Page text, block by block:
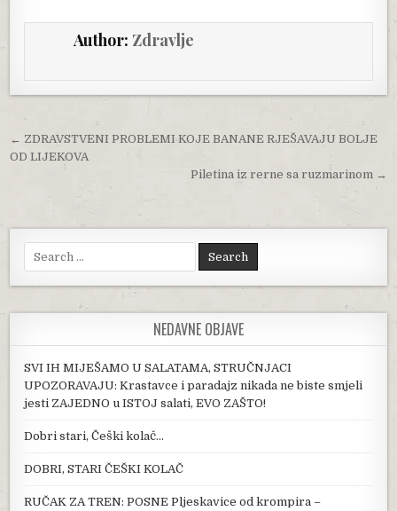
Author: Zdravlje
Post navigation
← ZDRAVSTVENI PROBLEMI KOJE BANANE RJEŠAVAJU BOLJE
OD LIJEKOVA
Piletina iz rerne sa ruzmarinom →
Search for:
NEDAVNE OBJAVE
SVI IH MIJEŠAMO U SALATAMA, STRUČNJACI
UPOZORAVAJU: Krastavce i paradajz nikada ne biste smjeli
jesti ZAJEDNO u ISTOJ salati, EVO ZAŠTO!
Dobri stari, Češki kolač…
DOBRI, STARI ČEŠKI KOLAČ
RUČAK ZA TREN: POSNE Pljeskavice od krompira –